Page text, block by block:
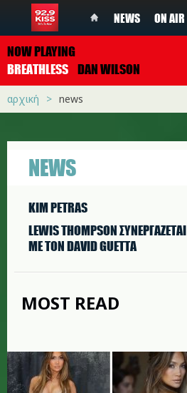
NEWS ON AIR
NOW PLAYING
BREATHLESS DAN WILSON
αρχική news
NEWS
KIM PETRAS
LEWIS THOMPSON ΣΥΝΕΡΓAΖΕΤΑΙ
ΜΕ ΤΟΝ DAVID GUETTA
MOST READ